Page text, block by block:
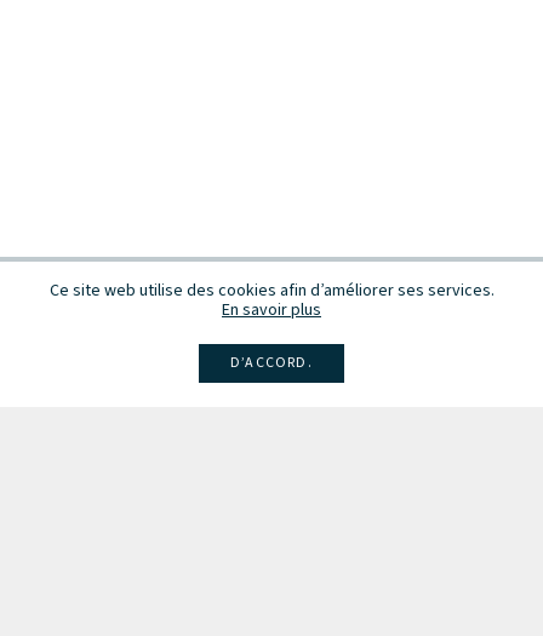
Ce site web utilise des cookies afin d’améliorer ses services.
En savoir plus
D’ACCORD.